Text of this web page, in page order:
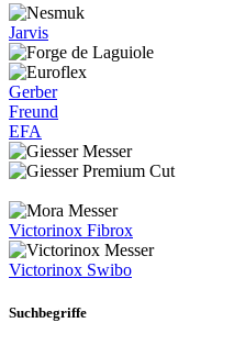
Jarvis
Gerber
Freund
EFA
Victorinox Fibrox
Victorinox Swibo
Suchbegriffe